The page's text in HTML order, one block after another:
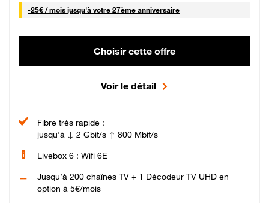
-25€ / mois25 € par mois
jusqu'à votre 27ème anniversaire
Choisir cette offre
Voir le détail
Fibre très rapide :
jusqu'à ↓ 2 Gbit/s ↑ 800 Mbit/s
Livebox 6 : Wifi 6E
Jusqu’à 200 chaînes TV + 1 Décodeur TV UHD en
option à 5€/mois